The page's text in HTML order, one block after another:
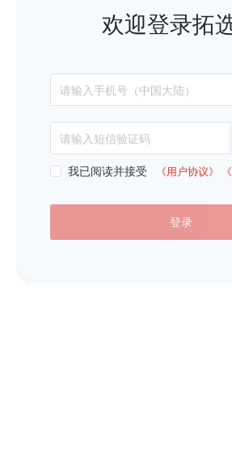
欢迎登录拓
请输入手机号（中国大陆）
请输入短信验证码
我已阅读并接受 《用户协议》
登录